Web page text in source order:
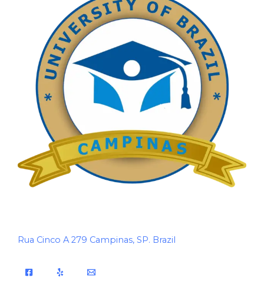
Rua Cinco A 279 Campinas, SP. Brazil